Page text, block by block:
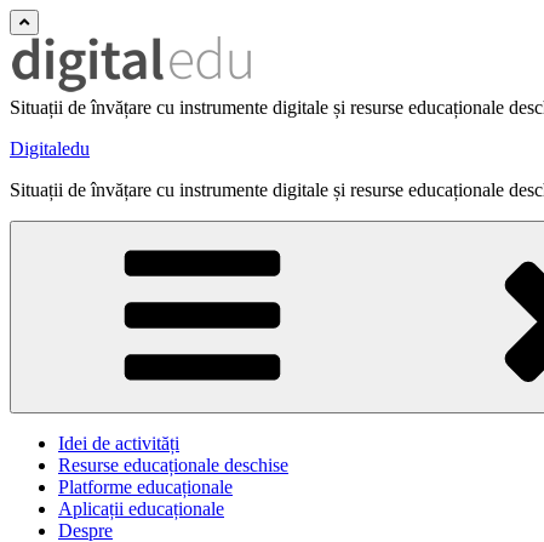
Situații de învățare cu instrumente digitale și resurse educaționale
Digitaledu
Situații de învățare cu instrumente digitale și resurse educaționale
Idei de activități
Resurse educaționale deschise
Platforme educaționale
Aplicații educaționale
Despre